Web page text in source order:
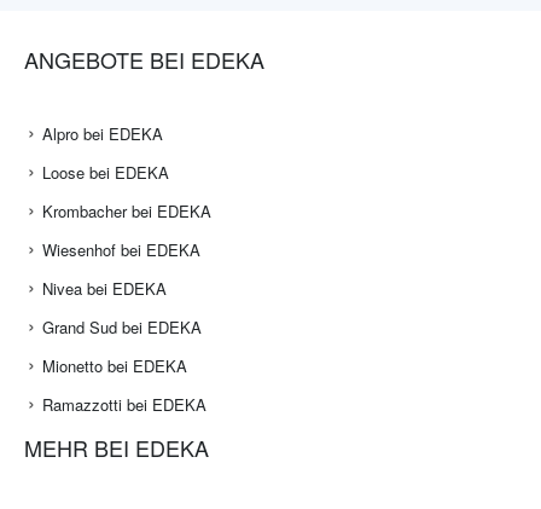
ANGEBOTE BEI EDEKA
Alpro bei EDEKA
Loose bei EDEKA
Krombacher bei EDEKA
Wiesenhof bei EDEKA
Nivea bei EDEKA
Grand Sud bei EDEKA
Mionetto bei EDEKA
Ramazzotti bei EDEKA
MEHR BEI EDEKA